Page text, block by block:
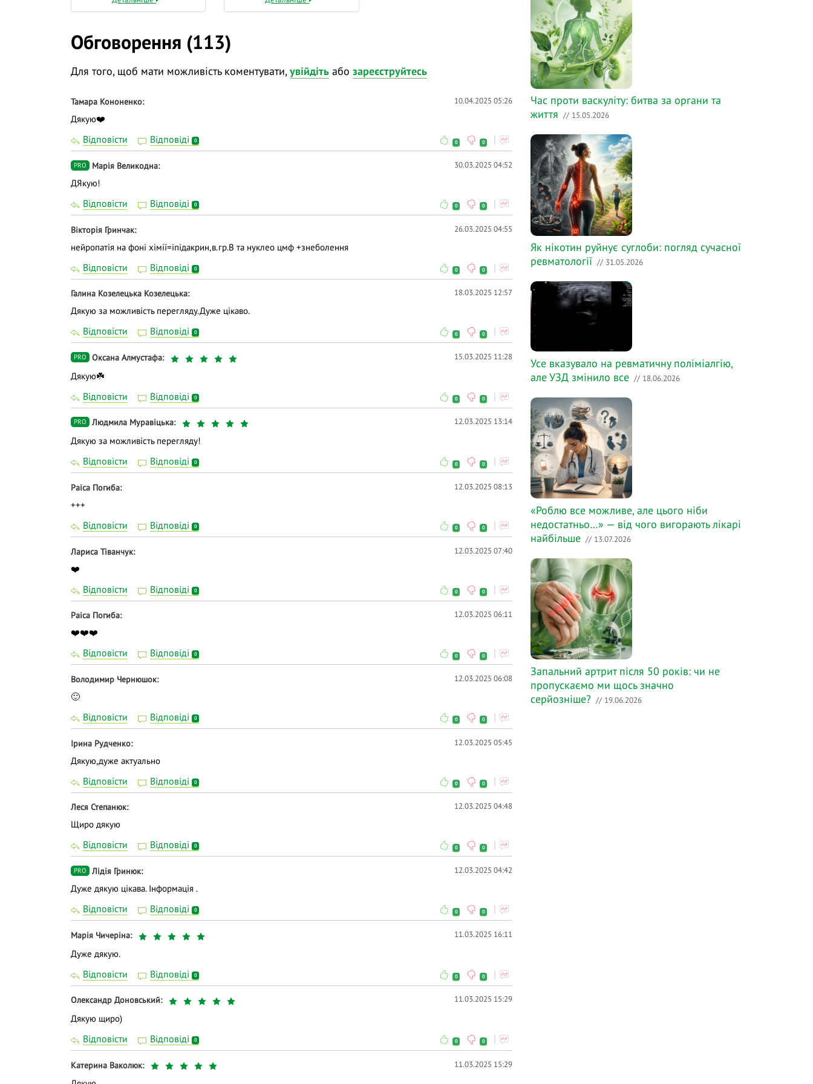
Обговорення (113)
Для того, щоб мати можливість коментувати, увійдіть або зареєструйтесь
Тамара Кононенко 10.04.2025 05:26
Дякую❤️
Відповісти Відповіді 0 0 0
PRO Марія Великодна 30.03.2025 04:52
ДЯкую!
Відповісти Відповіді 0 0 0
Вікторія Гринчак 26.03.2025 04:55
нейропатія на фоні хімії=іпідакрин,в.гр.В та нуклео цмф +знеболення
Відповісти Відповіді 0 0 0
Галина Козелецька Козелецька 18.03.2025 12:57
Дякую за можливість перегляду.Дуже цікаво.
Відповісти Відповіді 0 0 0
PRO Оксана Алмустафа 15.03.2025 11:28
Дякую☘️
Відповісти Відповіді 0 0 0
PRO Людмила Муравіцька 12.03.2025 13:14
Дякую за можливість перегляду!
Відповісти Відповіді 0 0 0
Раіса Погиба 12.03.2025 08:13
+++
Відповісти Відповіді 0 0 0
Лариса Тіванчук 12.03.2025 07:40
❤️
Відповісти Відповіді 0 0 0
Раіса Погиба 12.03.2025 06:11
❤️❤️❤️
Відповісти Відповіді 0 0 0
Володимир Чернюшок 12.03.2025 06:08
🙂
Відповісти Відповіді 0 0 0
Ірина Рудченко 12.03.2025 05:45
Дякую,дуже актуально
Відповісти Відповіді 0 0 0
Леся Степанюк 12.03.2025 04:48
Щиро дякую
Відповісти Відповіді 0 0 0
PRO Лідія Гринюк 12.03.2025 04:42
Дуже дякую цікава. Інформація .
Відповісти Відповіді 0 0 0
Марія Чичеріна 11.03.2025 16:11
Дуже дякую.
Відповісти Відповіді 0 0 0
Олександр Доновський 11.03.2025 15:29
Дякую щиро)
Відповісти Відповіді 0 0 0
Катерина Ваколюк 11.03.2025 15:29
Час проти васкуліту: битва за органи та
життя // 15.05.2026
Як нікотин руйнує суглоби: погляд сучасної
ревматології // 31.05.2026
Усе вказувало на ревматичну поліміалгію,
але УЗД змінило все // 18.06.2026
«Роблю все можливе, але цього ніби
недостатньо…» — від чого вигорають лікарі
найбільше // 13.07.2026
Запальний артрит після 50 років: чи не
пропускаємо ми щось значно
серйозніше? // 19.06.2026